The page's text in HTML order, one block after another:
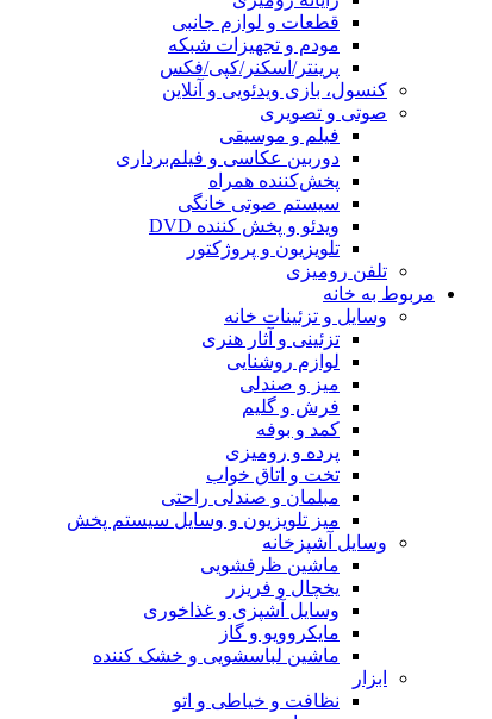
قطعات و لوازم جانبی
مودم و تجهیزات شبکه
پرینتر/اسکنر/کپی/فکس
کنسول، بازی‌ ویدئویی و آنلاین
صوتی و تصویری
فیلم و موسیقی
دوربین عکاسی و فیلم‌برداری
پخش‌کننده همراه
سیستم صوتی خانگی
ویدئو و پخش کننده DVD
تلویزیون و پروژکتور
تلفن رومیزی
مربوط به خانه
وسایل و تزئینات خانه
تزئینی و آثار هنری
لوازم روشنایی
میز و صندلی
فرش و گلیم
کمد و بوفه
پرده و رومیزی
تخت و اتاق خواب
مبلمان و صندلی راحتی
میز تلویزیون و وسایل سیستم پخش
وسایل آشپزخانه
ماشین ظرفشویی
یخچال و فریزر
وسایل آشپزی و غذاخوری
مایکروویو و گاز
ماشین لباسشویی و خشک کننده
ابزار
نظافت و خیاطی و اتو